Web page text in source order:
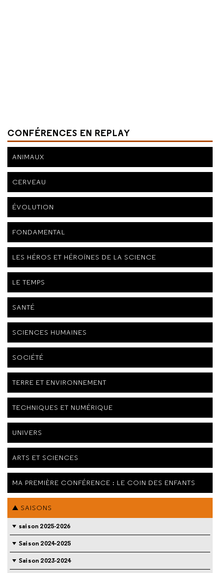
CONFÉRENCES EN REPLAY
ANIMAUX
CERVEAU
ÉVOLUTION
FONDAMENTAL
LES HÉROS ET HÉROÏNES DE LA SCIENCE
LE TEMPS
SANTÉ
SCIENCES HUMAINES
SOCIÉTÉ
TERRE ET ENVIRONNEMENT
TECHNIQUES ET NUMÉRIQUE
UNIVERS
ARTS ET SCIENCES
MA PREMIÈRE CONFÉRENCE : LE COIN DES ENFANTS
SAISONS
saison 2025-2026
Saison 2024-2025
Saison 2023-2024